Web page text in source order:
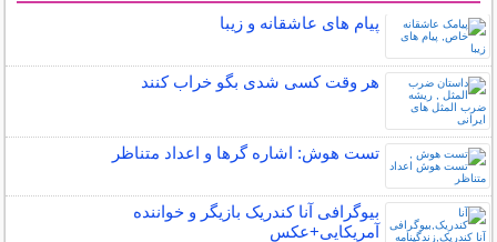
پیام های عاشقانه و زیبا
هر وقت کسی شدی بگو خراب کنند
تست هوش: اشاره گرها و اعداد متناظر
بیوگرافی آنا کندریک بازیگر و خواننده
آمریکایی+عکس